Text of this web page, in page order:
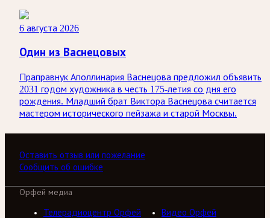
6 августа 2026
Один из Васнецовых
Праправнук Аполлинария Васнецова предложил объявить
2031 годом художника в честь 175-летия со дня его
рождения. Младший брат Виктора Васнецова считается
мастером исторического пейзажа и старой Москвы.
Оставить отзыв или пожелание
Сообщить об ошибке
Орфей медиа
Телерадиоцентр Орфей
Видео Орфей